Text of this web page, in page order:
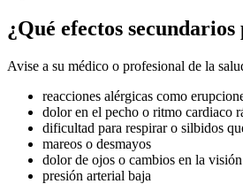
¿Qué efectos
Avise a su médico o profesional de la
reacciones alérgicas como
dolor en el pecho o ritmo cardiaco
dificultad para respirar o silbidos
mareos o desmayos
dolor de ojos o cambios en la visión
presión arterial baja